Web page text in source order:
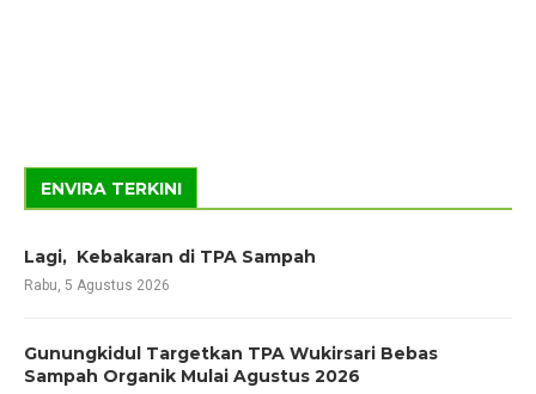
ENVIRA TERKINI
Lagi, Kebakaran di TPA Sampah
Rabu, 5 Agustus 2026
Gunungkidul Targetkan TPA Wukirsari Bebas
Sampah Organik Mulai Agustus 2026